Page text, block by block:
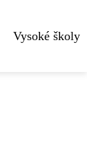
Vysoké školy